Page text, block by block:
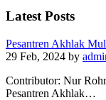
Latest Posts
Pesantren Akhlak
29 Feb, 2024 by
Contributor: Nur
Pesantren Akhlak…